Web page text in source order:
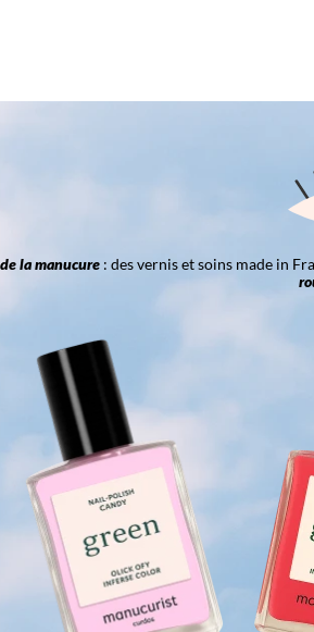
la manucure: des vernis et soins made in